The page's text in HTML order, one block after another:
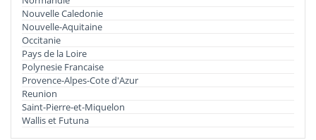
Nouvelle Caledonie
Nouvelle-Aquitaine
Occitanie
Pays de la Loire
Polynesie Francaise
Provence-Alpes-Cote d'Azur
Reunion
Saint-Pierre-et-Miquelon
Wallis et Futuna